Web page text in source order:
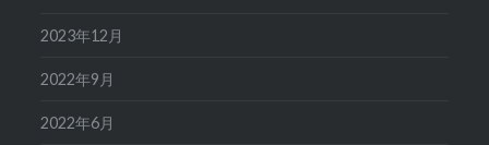
2023年12月
2022年9月
2022年6月